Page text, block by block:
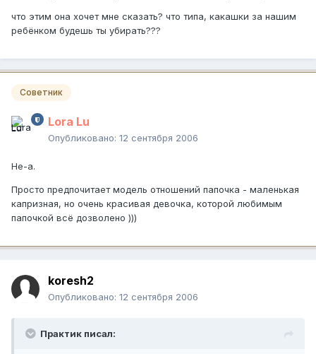
что этим она хочет мне сказать? что типа, какашки за нашим
ребёнком будешь ты убирать???
Советник
Lora Lu
Опубликовано: 12 сентября 2006
Не-а.
Просто предпочитает модель отношений папочка - маленькая
капризная, но очень красивая девочка, которой любимым
папочкой всё дозволено )))
koresh2
Опубликовано: 12 сентября 2006
Практик писал: